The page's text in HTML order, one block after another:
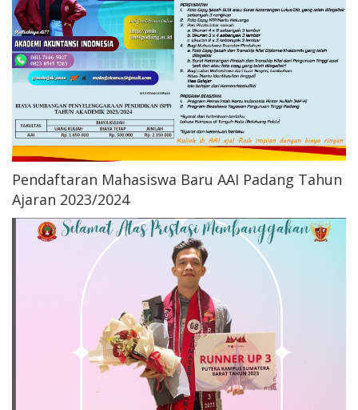
Pendaftaran Mahasiswa Baru AAI Padang Tahun
Ajaran 2023/2024